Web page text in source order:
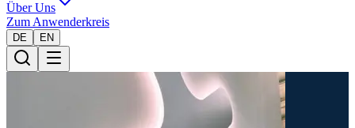
Über Uns
Zum Anwenderkreis
DE EN